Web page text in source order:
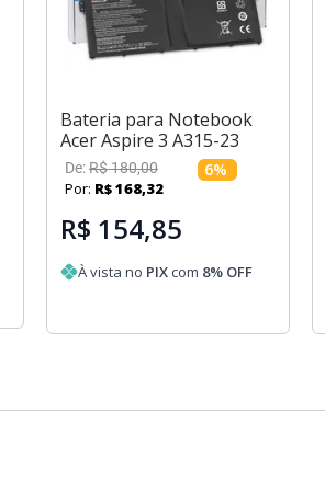
Bateria para Notebook
Acer Aspire 3 A315-23
De:R$180,00 6%
Por: R$168,32
R$ 154,85
À vista no PIXcom 8% OFF